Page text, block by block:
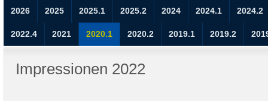
2026 2025 2025.1 2025.2 2024 2024.1 2024.2
2022.4 2021 2020.1 2020.2 2019.1 2019.2
Impressionen 2022